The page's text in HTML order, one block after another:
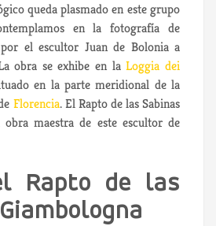
queda plasmado en este grupo
en la fotografía de
el escultor Juan de Bolonia a
obra se exhibe en laLoggia dei
en la parte meridional de la
Florencia. El Rapto de las Sabinas
obra maestra de este escultor de
Rapto de las